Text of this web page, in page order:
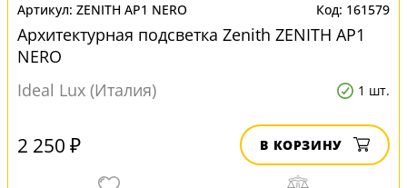
ZENITH AP1 NERO 161579
Архитектурная подсветка Zenith ZENITH AP1
NERO
Ideal Lux (Италия)
1 шт.
2 250 ₽ В КОРЗИНУ